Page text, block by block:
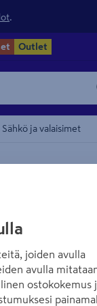
Outlet
Sähkö ja valaisimet
Fiskars
Perennojen
tolppien
joiden avulla
avulla
ostokokemus